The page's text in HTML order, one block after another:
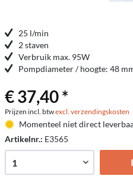
25 l/min
2 staven
Verbruik max. 95W
Pompdiameter / hoogte: 48
€ 37,40 *
Prijzen incl. btwexcl. verzendingskosten
Momenteel niet direct
Artikelnr.: E3565